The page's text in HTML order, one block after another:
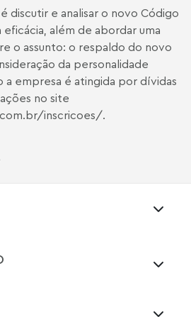
discutir e analisar o novo Código
eficácia, além de abordar uma
o assunto: o respaldo do novo
da personalidade
a empresa é atingida por dívidas
no site
inscricoes/.